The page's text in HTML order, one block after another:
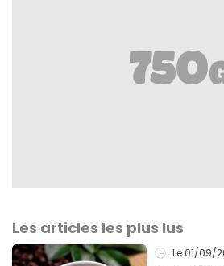
Les articles les plus lus
Le 01/09/